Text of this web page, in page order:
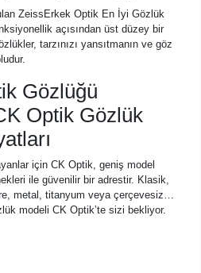
ZeissErkek Optik En İyi Gözlük
açısından üst düzey bir
tarzınızı yansıtmanın ve göz
Gözlüğü
Optik Gözlük
için CK Optik, geniş model
ile güvenilir bir adrestir. Klasik,
metal, titanyum veya çerçevesiz…
modeli CK Optik’te sizi bekliyor.